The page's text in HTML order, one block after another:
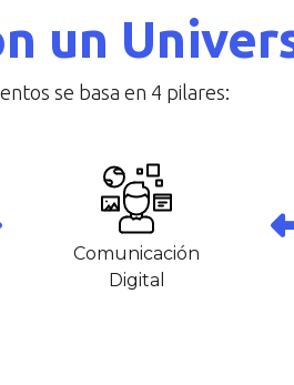
un
se basa en 4 pilares:
Comunicación
Digital